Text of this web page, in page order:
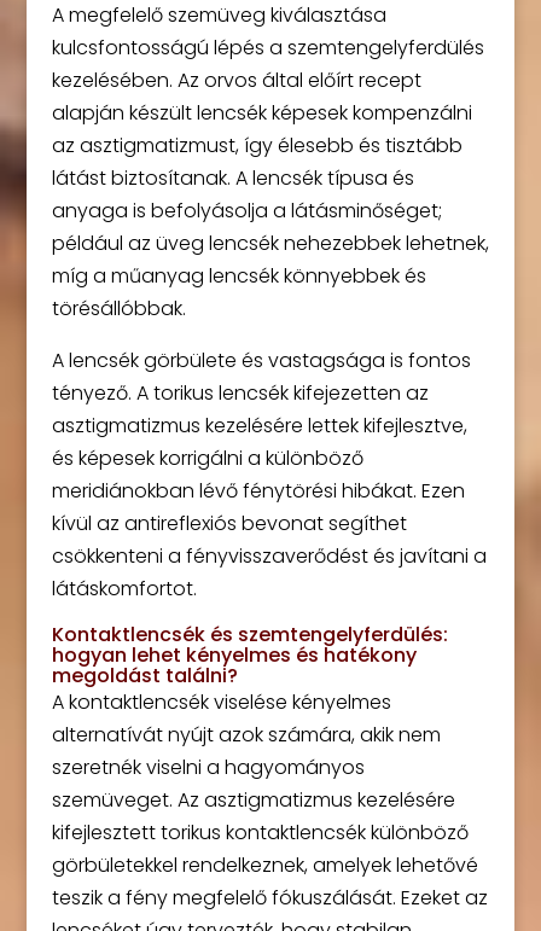
A megfelelő szemüveg kiválasztása
kulcsfontosságú lépés a szemtengelyferdülés
kezelésében. Az orvos által előírt recept
alapján készült lencsék képesek kompenzálni
az asztigmatizmust, így élesebb és tisztább
látást biztosítanak. A lencsék típusa és
anyaga is befolyásolja a látásminőséget;
például az üveg lencsék nehezebbek lehetnek,
míg a műanyag lencsék könnyebbek és
törésállóbbak.
A lencsék görbülete és vastagsága is fontos
tényező. A torikus lencsék kifejezetten az
asztigmatizmus kezelésére lettek kifejlesztve,
és képesek korrigálni a különböző
meridiánokban lévő fénytörési hibákat. Ezen
kívül az antireflexiós bevonat segíthet
csökkenteni a fényvisszaverődést és javítani a
látáskomfortot.
Kontaktlencsék és szemtengelyferdülés:
hogyan lehet kényelmes és hatékony
megoldást találni?
A kontaktlencsék viselése kényelmes
alternatívát nyújt azok számára, akik nem
szeretnék viselni a hagyományos
szemüveget. Az asztigmatizmus kezelésére
kifejlesztett torikus kontaktlencsék különböző
görbületekkel rendelkeznek, amelyek lehetővé
teszik a fény megfelelő fókuszálását. Ezeket az